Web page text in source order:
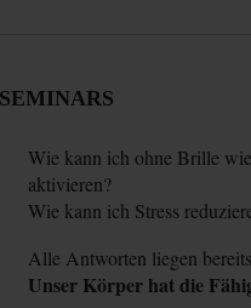
Wie kann ich ohne Brille
aktivieren?
Wie kann ich Stress
Alle Antworten liegen
Unser Körper hat die